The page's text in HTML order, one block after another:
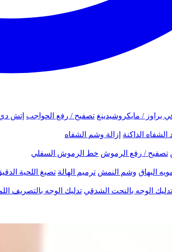
براوز / مايكروشيدينغ تصفيح / رفع الحواجب إتش دي
الشفاه الداكنة إزالة وشم الشفاه
تصفيح / رفع الرموش خط الرموش السفلي
البهاق وشم النمش ترميم الهالة تصبغ اللحية
تدليك الوجه بالنحت الشدقي تدليك الوجه بالتصريف